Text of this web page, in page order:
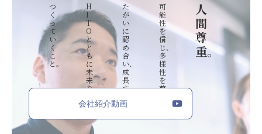
会社紹介動画
つ
く
っ
て
い
く
こ
と。
H
I
T
O
と
と
も
に
未
来
を
た
が
い
に
認
め
合
い、
成
長
す
こ
可
能
性
を
信
じ、
多
様
性
を
尊
人
間
尊
重。